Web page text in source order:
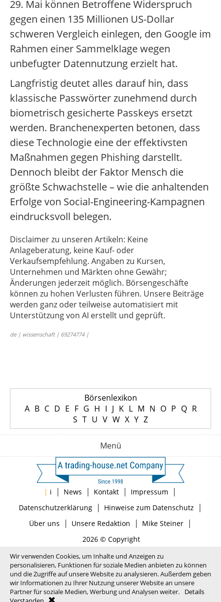
29. Mai können Betroffene Widerspruch
gegen einen 135 Millionen US-Dollar
schweren Vergleich einlegen, den Google im
Rahmen einer Sammelklage wegen
unbefugter Datennutzung erzielt hat.
Langfristig deutet alles darauf hin, dass
klassische Passwörter zunehmend durch
biometrisch gesicherte Passkeys ersetzt
werden. Branchenexperten betonen, dass
diese Technologie eine der effektivsten
Maßnahmen gegen Phishing darstellt.
Dennoch bleibt der Faktor Mensch die
größte Schwachstelle – wie die anhaltenden
Erfolge von Social-Engineering-Kampagnen
eindrucksvoll belegen.
Disclaimer zu unseren Artikeln: Keine
Anlageberatung, keine Kauf- oder
Verkaufsempfehlung. Angaben zu Kursen,
Unternehmen und Märkten ohne Gewähr;
Änderungen jederzeit möglich. Börsengeschäfte
können zu hohen Verlusten führen. Unsere Beiträge
werden ganz oder teilweise automatisiert mit
Unterstützung von AI erstellt und geprüft.
de | wissenschaft | 69274774 |
Börsenlexikon
A B C D E F G H I J K L M N O P Q R
S T U V W X Y Z
Menü
| i | News | Kontakt | Impressum |
Datenschutzerklärung| Hinweise zum Datenschutz |
Über uns | Unsere Redaktion | Mike Steiner|
2026 © Copyright
Wir verwenden Cookies, um Inhalte und Anzeigen zu
personalisieren, Funktionen für soziale Medien anbieten zu können
und die Zugriffe auf unsere Website zu analysieren. Außerdem geben
wir Informationen zu Ihrer Nutzung unserer Website an unsere
Partner für soziale Medien, Werbung und Analysen weiter.
Details